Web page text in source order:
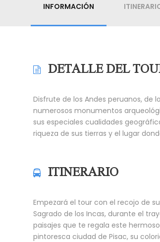
INFORMACIÓN
DETALLE DEL
Disfrute de los Andes peruanos, de
numerosos monumentos
sus especiales cualidades
riqueza de sus tierras y el lugar
ITINERARIO
Empezará el tour con el recojo de
Sagrado de los Incas, durante el
paisajes que te regala este
pintoresca ciudad de Pisac, su